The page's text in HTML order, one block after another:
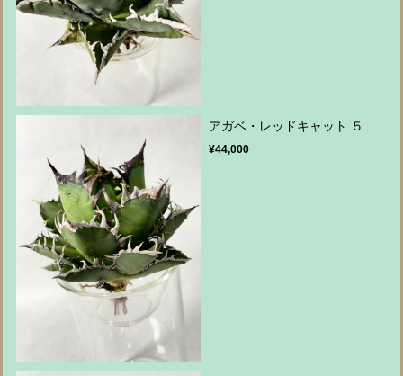
アガベ・レッドキャット ５
¥44,000